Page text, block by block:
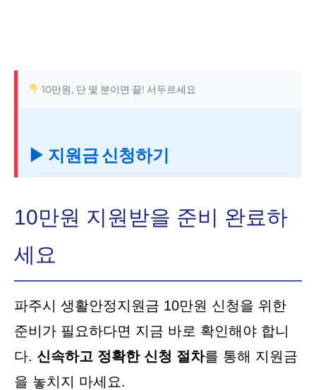
10만원, 단 몇 분이면 끝! 서두르세요
▶ 지원금 신청하기
10만원 지원받을 준비 완료하
세요
파주시 생활안정지원금 10만원 신청을 위한
준비가 필요하다면 지금 바로 확인해야 합니
다. 신속하고 정확한 신청 절차를 통해 지원금
을 놓치지 마세요.